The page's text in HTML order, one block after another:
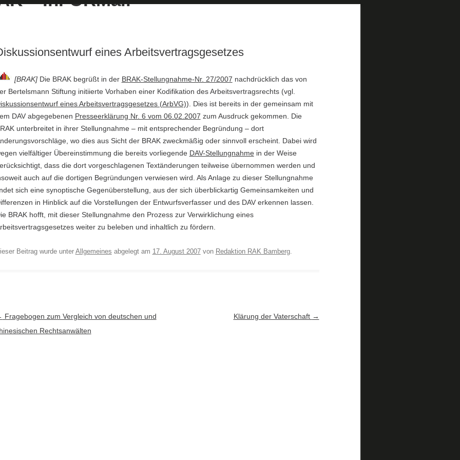
eines Arbeitsvertragsgesetzes
[BRAK] Die BRAK begrüßt in der BRAK-Stellungnahme-Nr. 27/2007 nachdrücklich das von
Bertelsmann Stiftung initiierte Vorhaben einer Kodifikation des Arbeitsvertragsrechts (vgl.
eines Arbeitsvertragsgesetzes (ArbVG)). Dies ist bereits in der gemeinsam mit
DAV abgegebenen Presseerklärung Nr. 6 vom 06.02.2007 zum Ausdruck gekommen. Die
unterbreitet in ihrer Stellungnahme – mit entsprechender Begründung – dort
wo dies aus Sicht der BRAK zweckmäßig oder sinnvoll erscheint. Dabei wird
vielfältiger Übereinstimmung die bereits vorliegende DAV-Stellungnahmein der Weise
dass die dort vorgeschlagenen Textänderungen teilweise übernommen werden und
auch auf die dortigen Begründungen verwiesen wird. Als Anlage zu dieser Stellungnahme
sich eine synoptische Gegenüberstellung, aus der sich überblickartig Gemeinsamkeiten und
in Hinblick auf die Vorstellungen der Entwurfsverfasser und des DAV erkennen lassen.
BRAK hofft, mit dieser Stellungnahme den Prozess zur Verwirklichung eines
weiter zu beleben und inhaltlich zu fördern.
Beitrag wurde unterAllgemeines abgelegt am 17. August 2007von Redaktion RAK Bamberg.
Navigation
Fragebogen zum Vergleich von deutschen und
Rechtsanwälten
Klärung der Vaterschaft →